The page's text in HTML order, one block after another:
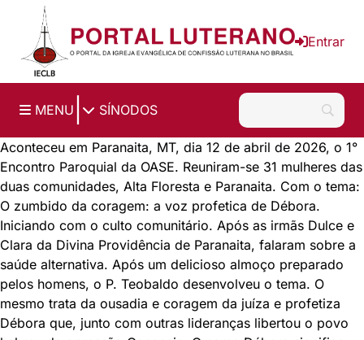
Ir para o conteúdo principal
Entrar
MENU SÍNODOS
Aconteceu em Paranaita, MT, dia 12 de abril de 2026, o 1°
Encontro Paroquial da OASE. Reuniram-se 31 mulheres das
duas comunidades, Alta Floresta e Paranaita. Com o tema:
O zumbido da coragem: a voz profetica de Débora.
Iniciando com o culto comunitário. Após as irmãs Dulce e
Clara da Divina Providência de Paranaita, falaram sobre a
saúde alternativa. Após um delicioso almoço preparado
pelos homens, o P. Teobaldo desenvolveu o tema. O
mesmo trata da ousadia e coragem da juíza e profetiza
Débora que, junto com outras lideranças libertou o povo